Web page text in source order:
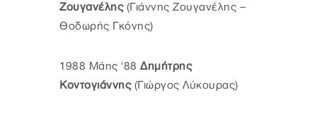
Ζουγανέλης(Γιάννης Ζουγανέλης –
Θοδωρής Γκόνης)
1988 Μάης '88 Δημήτρης
Κοντογιάννης(Γιώργος Λύκουρας)